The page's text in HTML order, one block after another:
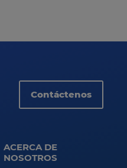
Contáctenos
ACERCA DE
NOSOTROS